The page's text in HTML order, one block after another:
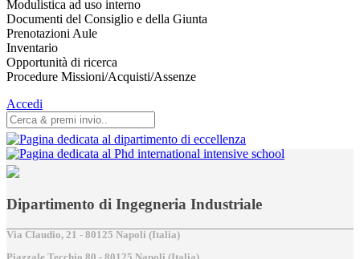
Modulistica ad uso interno
Documenti del Consiglio e della Giunta
Prenotazioni Aule
Inventario
Opportunità di ricerca
Procedure Missioni/Acquisti/Assenze
Accedi
Dipartimento di Ingegneria Industriale
Via Claudio, 21 - 80125 Napoli (Italia)